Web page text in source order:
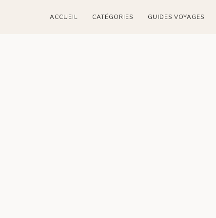
ACCUEIL CATÉGORIES GUIDES VOYAGES